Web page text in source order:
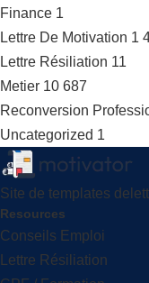
Finance 1
Lettre De Motivation 1
Lettre Résiliation 11
Metier 10 687
Reconversion
Uncategorized 1
Site de templates
Resources
Conseils Emploi
Lettre Résiliation